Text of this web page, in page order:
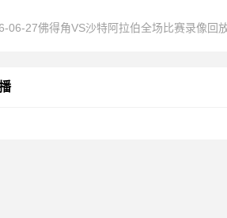
06-27佛得角VS沙特阿拉伯全场比赛录像回